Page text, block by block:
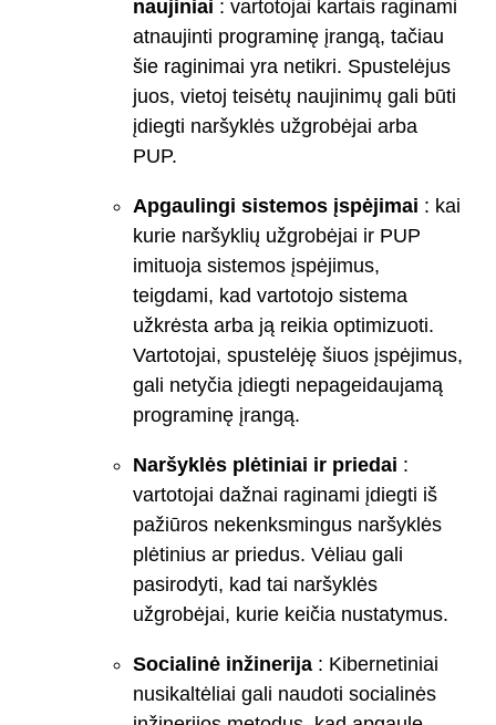
naujiniai : vartotojai kartais raginami
atnaujinti programinę įrangą, tačiau
šie raginimai yra netikri. Spustelėjus
juos, vietoj teisėtų naujinimų gali būti
įdiegti naršyklės užgrobėjai arba
PUP.
Apgaulingi sistemos įspėjimai : kai
kurie naršyklių užgrobėjai ir PUP
imituoja sistemos įspėjimus,
teigdami, kad vartotojo sistema
užkrėsta arba ją reikia optimizuoti.
Vartotojai, spustelėję šiuos įspėjimus,
gali netyčia įdiegti nepageidaujamą
programinę įrangą.
Naršyklės plėtiniai ir priedai :
vartotojai dažnai raginami įdiegti iš
pažiūros nekenksmingus naršyklės
plėtinius ar priedus. Vėliau gali
pasirodyti, kad tai naršyklės
užgrobėjai, kurie keičia nustatymus.
Socialinė inžinerija : Kibernetiniai
nusikaltėliai gali naudoti socialinės